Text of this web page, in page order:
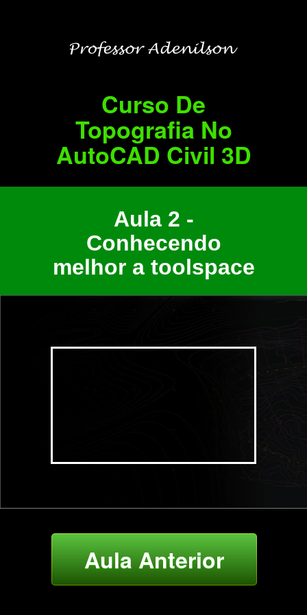
Curso De
Topografia No
AutoCAD Civil 3D
Aula 2 -
Conhecendo
melhor a toolspace
Aula Anterior